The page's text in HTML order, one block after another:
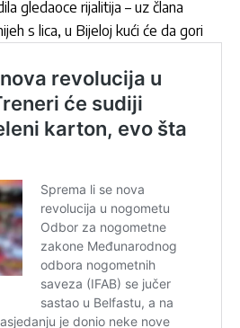
gledaoce rijalitija – uz člana
s lica, u Bijeloj kući će da gori